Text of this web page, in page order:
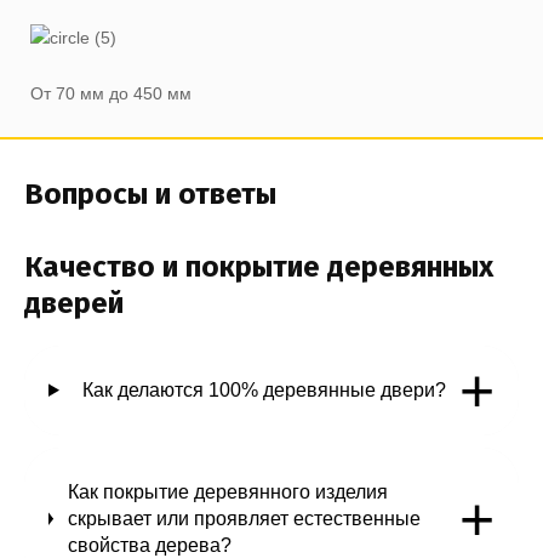
От 70 мм до 450 мм
Вопросы и ответы
Качество и покрытие деревянных
дверей
Как делаются 100% деревянные двери? +
Как покрытие деревянного изделия
скрывает или проявляет естественные
свойства дерева?
+